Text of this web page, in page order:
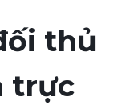
thủ
trực